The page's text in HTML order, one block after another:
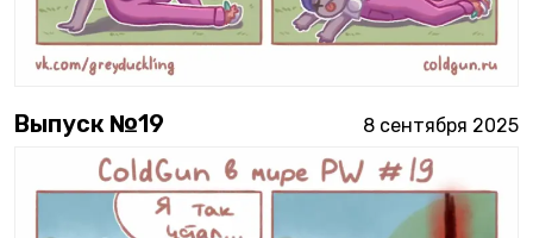
Выпуск №19 8 сентября 2025